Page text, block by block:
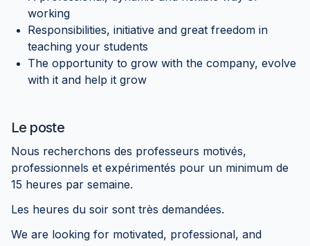
working
Responsibilities, initiative and great freedom in
teaching your students
The opportunity to grow with the company, evolve
with it and help it grow
Le poste
Nous recherchons des professeurs motivés,
professionnels et expérimentés pour un minimum de
15 heures par semaine.
Les heures du soir sont très demandées.
We are looking for motivated, professional, and